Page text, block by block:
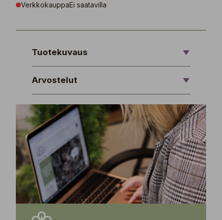
VerkkokauppaEi saatavilla
Tuotekuvaus
Arvostelut